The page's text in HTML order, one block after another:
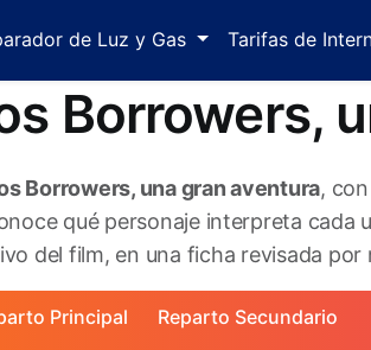
de Luz y Gas Tarifas de
Borrowers,
Borrowers, una gran aventura,
qué personaje interpreta
del film, en una ficha revisada por
Principal Reparto Secundario